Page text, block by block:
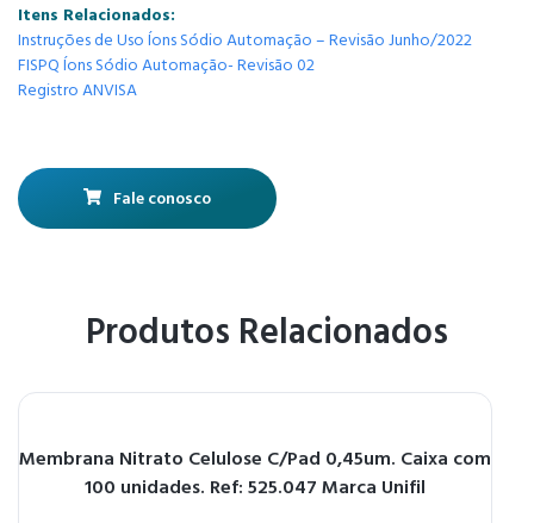
Itens Relacionados:
Instruções de Uso Íons Sódio Automação – Revisão Junho/2022
FISPQ Íons Sódio Automação- Revisão 02
Registro ANVISA
Fale conosco
Produtos Relacionados
Membrana Nitrato Celulose C/Pad 0,45um. Caixa com
100 unidades. Ref: 525.047 Marca Unifil